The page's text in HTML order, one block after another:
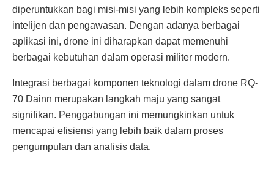
diperuntukkan bagi misi-misi yang lebih kompleks seperti
intelijen dan pengawasan. Dengan adanya berbagai
aplikasi ini, drone ini diharapkan dapat memenuhi
berbagai kebutuhan dalam operasi militer modern.
Integrasi berbagai komponen teknologi dalam drone RQ-
70 Dainn merupakan langkah maju yang sangat
signifikan. Penggabungan ini memungkinkan untuk
mencapai efisiensi yang lebih baik dalam proses
pengumpulan dan analisis data.